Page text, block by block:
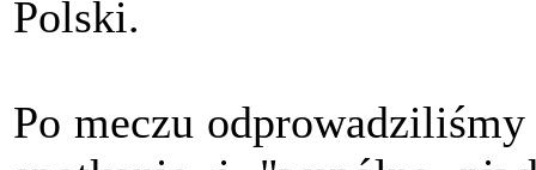
Polski.
Po meczu